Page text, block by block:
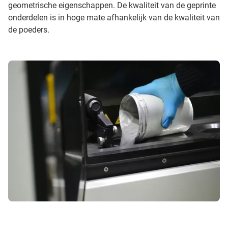
geometrische eigenschappen. De kwaliteit van de geprinte
onderdelen is in hoge mate afhankelijk van de kwaliteit van
de poeders.